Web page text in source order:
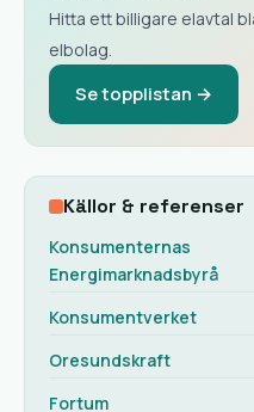
Hitta ett billigare elavtal
elbolag.
Se topplistan →
Källor & referenser
Konsumenternas
Energimarknadsbyrå
Konsumentverket
Oresundskraft
Fortum